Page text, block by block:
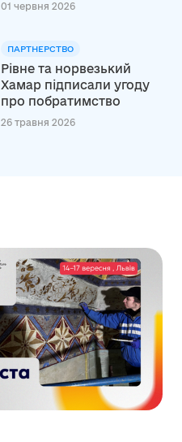
01 червня 2026
ПАРТНЕРСТВО
Рівне та норвезький
Хамар підписали угоду
про побратимство
26 травня 2026